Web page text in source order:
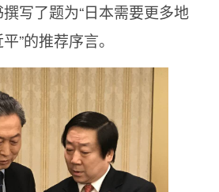
写了题为“日本需要更多地
”的推荐序言。